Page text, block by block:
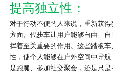
提高独立性：
对于行动不便的人来说，重新获
方面。代步车让用户能够自由、
挥着至关重要的作用。这些踏板
性，使个人能够在户外空间中导
是跑腿、参加社交聚会，还是只